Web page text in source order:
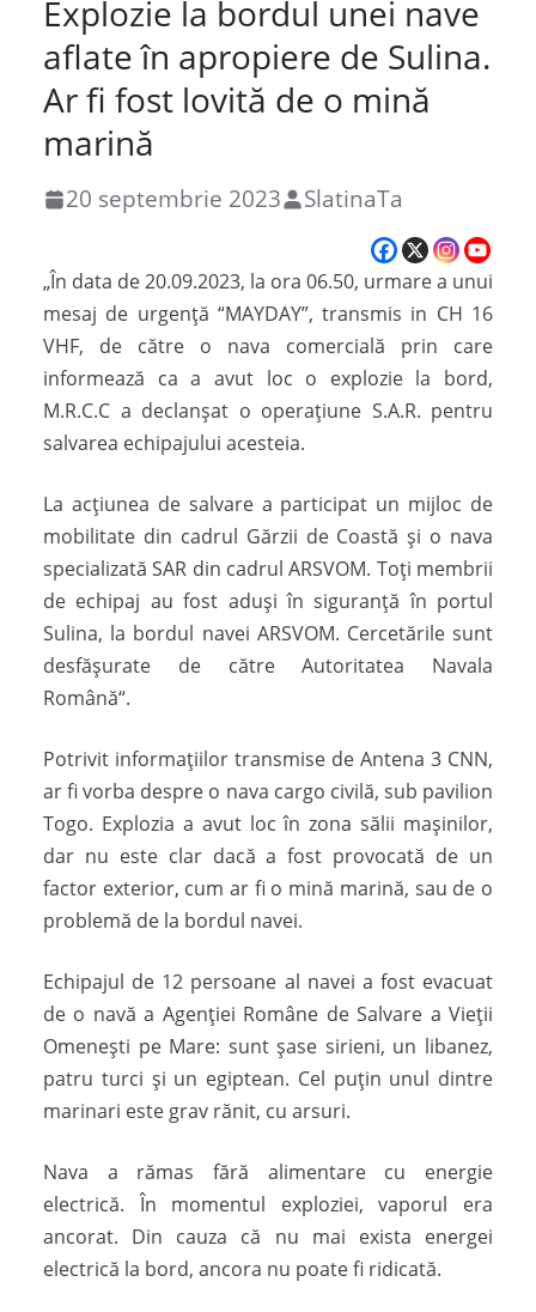
Explozie la bordul unei nave
aflate în apropiere de Sulina.
Ar fi fost lovită de o mină
marină
20 septembrie 2023 SlatinaTa
„În data de 20.09.2023, la ora 06.50, urmare a unui
mesaj de urgență “MAYDAY”, transmis in CH 16
VHF, de către o nava comercială prin care
informează ca a avut loc o explozie la bord,
M.R.C.C a declanșat o operațiune S.A.R. pentru
salvarea echipajului acesteia.
La acțiunea de salvare a participat un mijloc de
mobilitate din cadrul Gărzii de Coastă și o nava
specializată SAR din cadrul ARSVOM. Toți membrii
de echipaj au fost aduși în siguranță în portul
Sulina, la bordul navei ARSVOM. Cercetările sunt
desfășurate de către Autoritatea Navala
Română“.
Potrivit informațiilor transmise de Antena 3 CNN,
ar fi vorba despre o nava cargo civilă, sub pavilion
Togo. Explozia a avut loc în zona sălii mașinilor,
dar nu este clar dacă a fost provocată de un
factor exterior, cum ar fi o mină marină, sau de o
problemă de la bordul navei.
Echipajul de 12 persoane al navei a fost evacuat
de o navă a Agenției Române de Salvare a Vieții
Omenești pe Mare: sunt șase sirieni, un libanez,
patru turci și un egiptean. Cel puțin unul dintre
marinari este grav rănit, cu arsuri.
Nava a rămas fără alimentare cu energie
electrică. În momentul exploziei, vaporul era
ancorat. Din cauza că nu mai exista energei
electrică la bord, ancora nu poate fi ridicată.